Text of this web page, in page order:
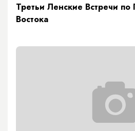
Третьи Ленские Встречи по
Востока